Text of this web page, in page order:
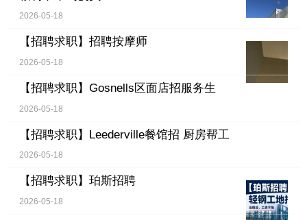
2026-05-18
【招聘求职】 招聘按摩师
2026-05-18
【招聘求职】 Gosnells区面店招服务生
2026-05-18
【招聘求职】 Leederville餐馆招 厨房帮工
2026-05-18
【招聘求职】 珀斯招聘
2026-05-18